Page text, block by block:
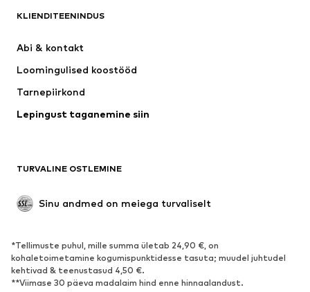
Uus
Pesu
Mantlid
Sündmused
Eksklusiivne
JALANÕUD
Uus
KLIENDITEENINDUS
Abi & kontakt
Loomingulised koostööd
Tarnepiirkond
Lepingust taganemine siin
TURVALINE OSTLEMINE
Sinu andmed on meiega turvaliselt
*Tellimuste puhul, mille summa ületab 24,90 €, on
kohaletoimetamine kogumispunktidesse tasuta; muudel juhtudel
kehtivad & teenustasud 4,50 €.
**Viimase 30 päeva madalaim hind enne hinnaalandust.